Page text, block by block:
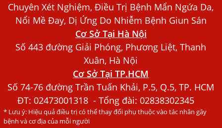
Bác sĩ Nguyễn Ngọc Ánh Phòng Khám Ánh Nga Đề Tài
Nghiên Cứu Khoa
Xét Nghiệm Giun Sán Gồm Những Loại Nào? Chi Phí Bao
Người Đàn Ông Phát Ban Mẩn Đỏ Khắp Người, Sau Ba
Tháng Mới Tìm Ra Nguyên Nhân
Đau Mắt Đỏ, Nguyên Nhân Và Cách Điều Trị
HÀ NỘI – PHÁT BAN MẨN ĐỎ KHẮP NGƯỜI, ĐI KHÁM
Chuyên Xét Nghiệm, Điều Trị Bệnh Mẩn Ngứa Da,
Nổi Mề Đay, Dị Ứng Do Nhiễm Bệnh Giun Sán
Cơ Sở Tại Hà Nội
Số 443 đường Giải Phóng, Phương Liệt, Thanh
Xuân, Hà Nội
Cơ Sở Tại TP.HCM
Số 74-76 đường Trần Tuấn Khải, P.5, Q.5, TP. HCM
ĐT:02473001318 - Tổng đài: 02838302345
* Lưu ý: Hiệu quả điều trị có thể thay đổi phụ thuộc vào tác nhân gây
bệnh và cơ địa của mỗi người